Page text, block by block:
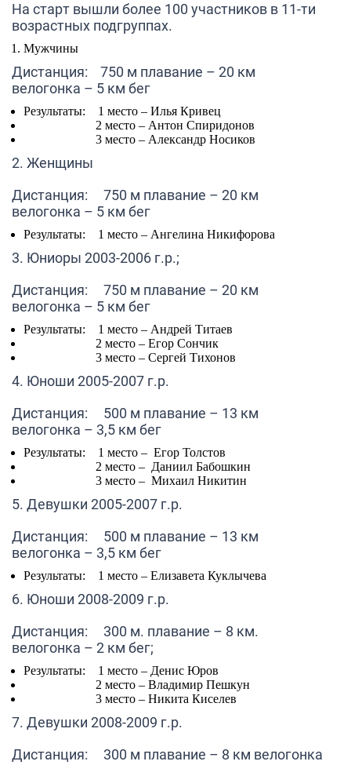
На старт вышли более 100 участников в 11-ти
возрастных подгруппах.
Мужчины
Дистанция: 750 м плавание – 20 км
велогонка – 5 км бег
Результаты: 1 место – Илья Кривец
2 место – Антон Спиридонов
3 место – Александр Носиков
2. Женщины
Дистанция: 750 м плавание – 20 км
велогонка – 5 км бег
Результаты: 1 место – Ангелина Никифорова
3. Юниоры 2003-2006 г.р.;
Дистанция: 750 м плавание – 20 км
велогонка – 5 км бег
Результаты: 1 место – Андрей Титаев
2 место – Егор Сончик
3 место – Сергей Тихонов
4. Юноши 2005-2007 г.р.
Дистанция: 500 м плавание – 13 км
велогонка – 3,5 км бег
Результаты: 1 место – Егор Толстов
2 место – Даниил Бабошкин
3 место – Михаил Никитин
5. Девушки 2005-2007 г.р.
Дистанция: 500 м плавание – 13 км
велогонка – 3,5 км бег
Результаты: 1 место – Елизавета Куклычева
6. Юноши 2008-2009 г.р.
Дистанция: 300 м. плавание – 8 км.
велогонка – 2 км бег;
Результаты: 1 место – Денис Юров
2 место – Владимир Пешкун
3 место – Никита Киселев
7. Девушки 2008-2009 г.р.
Дистанция: 300 м плавание – 8 км велогонка